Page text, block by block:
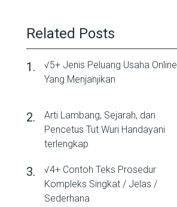
Related Posts
√5+ Jenis Peluang Usaha Online
Yang Menjanjikan
Arti Lambang, Sejarah, dan
Pencetus Tut Wuri Handayani
terlengkap
√4+ Contoh Teks Prosedur
Kompleks Singkat / Jelas /
Sederhana